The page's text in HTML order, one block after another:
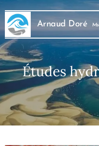
Arnaud Doré
Études